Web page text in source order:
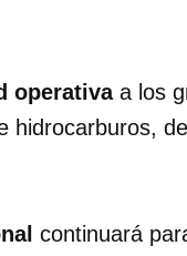
operativaa los
hidrocarburos,
continuará